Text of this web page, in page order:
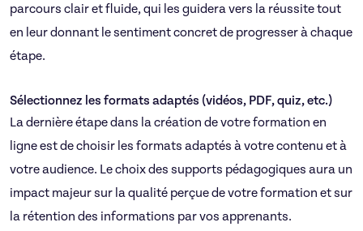
parcours clair et fluide, qui les guidera vers la réussite tout
en leur donnant le sentiment concret de progresser à chaque
étape.
Sélectionnez les formats adaptés (vidéos, PDF, quiz, etc.)
La dernière étape dans la création de votre formation en
ligne est de choisir les formats adaptés à votre contenu et à
votre audience. Le choix des supports pédagogiques aura un
impact majeur sur la qualité perçue de votre formation et sur
la rétention des informations par vos apprenants.